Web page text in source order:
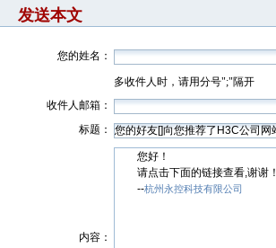
发送本文
您的姓名：
多收件人时，请用分号";"隔开
收件人邮箱：
标题：
内容：
您好！
请点击下面的链接查看,谢谢！
--杭州永控科技有限公司